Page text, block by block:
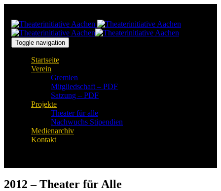
Navigation
springen
ZumToggle navigation
Startseite
Verein
Gremien
Mitgliedschaft – PDF
Satzung – PDF
Projekte
Theater für alle
Nachwuchs Stipendien
Medienarchiv
Kontakt
2012 – Theater für Alle